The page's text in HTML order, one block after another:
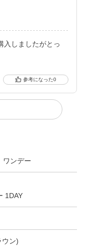
入しましたがとっ
0
ワンデー
1DAY
ウン)